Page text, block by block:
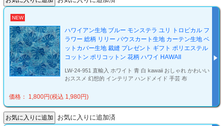
NEW
ハワイアン生地 ブルー モンステラ ユリ トロピカル フ
ラワー 総柄 リリー パウスカート生地 カーテン生地 ベ
ットカバー生地 裁縫 プレゼント ギフト ポリエステル
コットン ポリコットン 花柄 ハワイ HAWAII
LW-24-951 直輸入 ホワイト 青 白 kawaii おしゃれ かわいい
おススメ 幻想的 インテリア ハンドメイド 手芸 布
価格： 1,800円(税込 1,980円)
お気に入りに追加済